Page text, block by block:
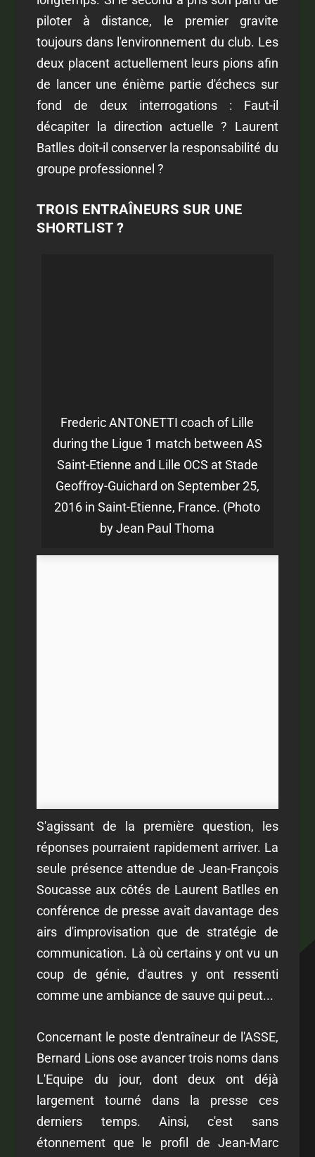
piloter à distance, le premier gravite
toujours dans l'environnement du club. Les
deux placent actuellement leurs pions afin
de lancer une énième partie d'échecs sur
fond de deux interrogations : Faut-il
décapiter la direction actuelle ? Laurent
Batlles doit-il conserver la responsabilité du
groupe professionnel ?
TROIS ENTRAÎNEURS SUR UNE
SHORTLIST ?
Frederic ANTONETTI coach of Lille
during the Ligue 1 match between AS
Saint-Etienne and Lille OCS at Stade
Geoffroy-Guichard on September 25,
2016 in Saint-Etienne, France. (Photo
by Jean Paul Thoma
S'agissant de la première question, les
réponses pourraient rapidement arriver. La
seule présence attendue de Jean-François
Soucasse aux côtés de Laurent Batlles en
conférence de presse avait davantage des
airs d'improvisation que de stratégie de
communication. Là où certains y ont vu un
coup de génie, d'autres y ont ressenti
comme une ambiance de sauve qui peut...
Concernant le poste d'entraîneur de l'ASSE,
Bernard Lions ose avancer trois noms dans
L'Equipe du jour, dont deux ont déjà
largement tourné dans la presse ces
derniers temps. Ainsi, c'est sans
étonnement que le profil de Jean-Marc